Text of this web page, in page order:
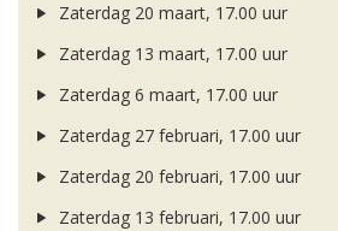
Zaterdag 20 maart, 17.00 uur
Zaterdag 13 maart, 17.00 uur
Zaterdag 6 maart, 17.00 uur
Zaterdag 27 februari, 17.00 uur
Zaterdag 20 februari, 17.00 uur
Zaterdag 13 februari, 17.00 uur